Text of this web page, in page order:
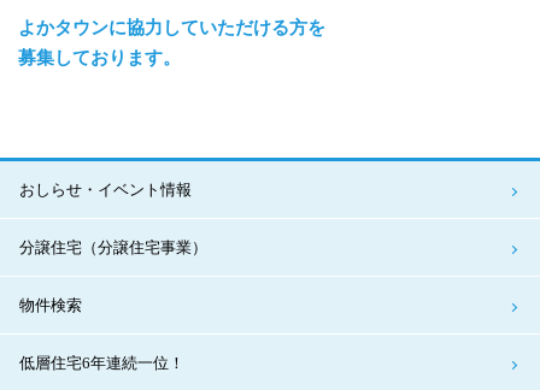
よかタウンに協力していただける方を
募集しております。
おしらせ・イベント情報
分譲住宅（分譲住宅事業）
物件検索
低層住宅6年連続一位！